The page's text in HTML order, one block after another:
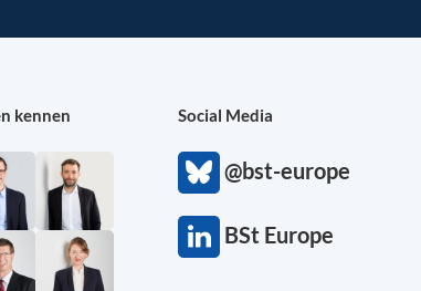
kennen Social Media
@bst-europe
BSt Europe